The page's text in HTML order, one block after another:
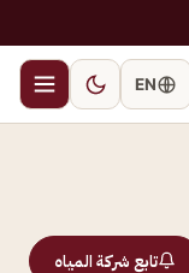
EN
تابع شركة المياه